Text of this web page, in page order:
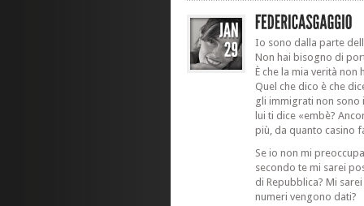
Io sono dalla parte
Non hai bisogno di
È che la mia verità
Quel che dico è che
gli immigrati non sono
lui ti dice «embè?
più, da quanto casino
Se io non mi
secondo te mi sarei
di Repubblica? Mi
numeri vengono dati?